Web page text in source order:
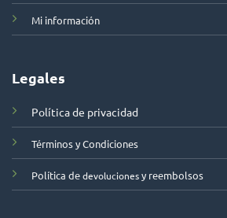
Mi información
Legales
Política de privacidad
Términos y Condiciones
Política dedevolucionesy reembolsos